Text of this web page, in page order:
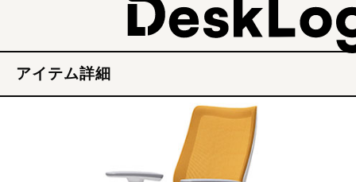
アイテム詳細